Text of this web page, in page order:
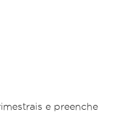
e preenche